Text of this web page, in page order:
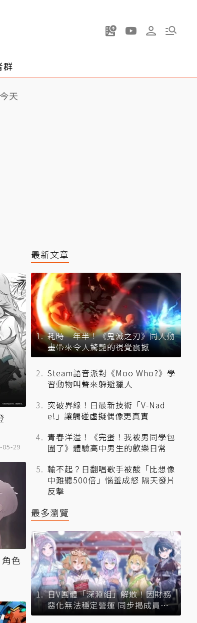
群
天
05-29
色
最新文章
耗時一年半！《鬼滅之刃》同人動
畫帶來令人驚艷的視覺震撼
Steam語音派對《Moo Who?》學
習動物叫聲來躲避獵人
突破界線！日最新技術「V-Nad
e!」讓觸碰虛擬偶像更真實
青春洋溢！《完蛋！我被男同學包
圍了》體驗高中男生的歡樂日常
輸不起？日翻唱歌手被酸「比想像
中難聽500倍」惱羞成怒 隔天發片
反擊
最多瀏覽
日V團體「深淵組」解散！因財務
惡化無法穩定營運 同步揭成員未
來去向